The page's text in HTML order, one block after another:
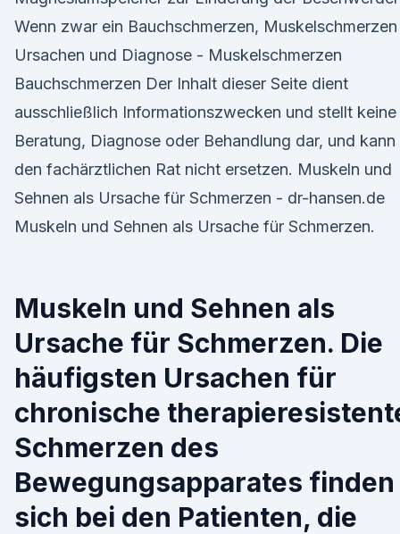
Wenn zwar ein Bauchschmerzen,
Ursachen und Diagnose - Muskelschmerzen
Bauchschmerzen Der Inhalt dieser Seite dient
ausschließlich Informationszwecken und stellt keine
Beratung, Diagnose oder Behandlung dar, und kann
den fachärztlichen Rat nicht ersetzen. Muskeln und
Sehnen als Ursache für Schmerzen - dr-hansen.de
Muskeln und Sehnen als Ursache für Schmerzen.
Muskeln und Sehnen als
Ursache für Schmerzen. Die
häufigsten Ursachen für
chronische
Schmerzen des
Bewegungsapparates finden
sich bei den Patienten, die